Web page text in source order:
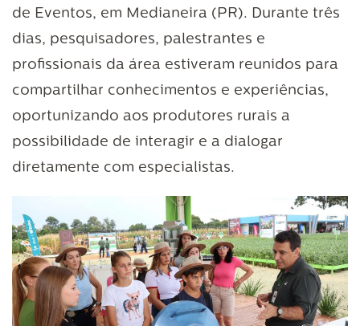
de Eventos, em Medianeira (PR). Durante três
dias, pesquisadores, palestrantes e
profissionais da área estiveram reunidos para
compartilhar conhecimentos e experiências,
oportunizando aos produtores rurais a
possibilidade de interagir e a dialogar
diretamente com especialistas.